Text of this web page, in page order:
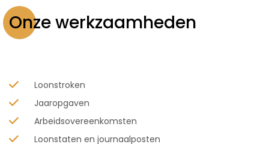
Onze werkzaamheden
Loonstroken
Jaaropgaven
Arbeidsovereenkomsten
Loonstaten en journaalposten